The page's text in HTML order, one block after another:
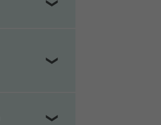
❯
❯
❯